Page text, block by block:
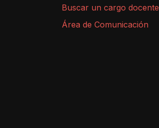
Buscar un cargo docente
Área de Comunicación